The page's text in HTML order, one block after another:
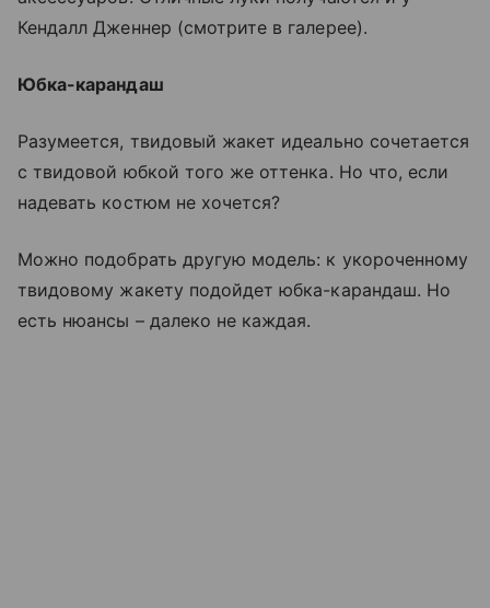
Кендалл Дженнер (смотрите в галерее).
Юбка-карандаш
Разумеется, твидовый жакет идеально сочетается
с твидовой юбкой того же оттенка. Но что, если
надевать костюм не хочется?
Можно подобрать другую модель: к укороченному
твидовому жакету подойдет юбка-карандаш. Но
есть нюансы – далеко не каждая.